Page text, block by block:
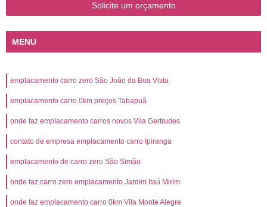
Solicite um orçamento
MENU
emplacamento carro zero São João da Boa Vista
emplacamento carro 0km preços Tabapuã
onde faz emplacamento carros novos Vila Gertrudes
contato de empresa emplacamento carro Ipiranga
emplacamento de carro zero São Simão
onde faz carro zero emplacamento Jardim Itaú Mirim
onde faz emplacamento carro 0km Vila Monte Alegre